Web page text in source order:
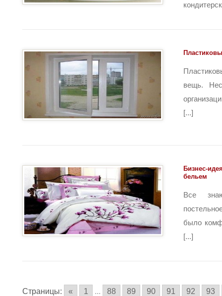
вещь.
[...]
Бизнес-
бельем
Все
было
[...]
Страницы: « 1 ... 88 89 90 91 92 93